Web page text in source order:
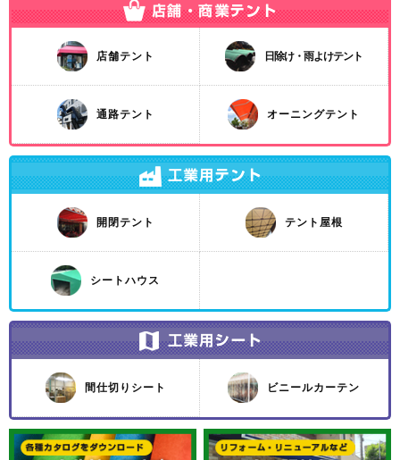
店舗テント 日除け・雨よけテント
通路テント オーニングテント
開閉テント テント屋根
シートハウス
間仕切りシート ビニールカーテン